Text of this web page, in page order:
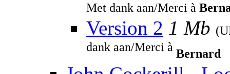
Met dank aan/Merci à
Version 2 1 Mb
dank aan/Merci à Bernard